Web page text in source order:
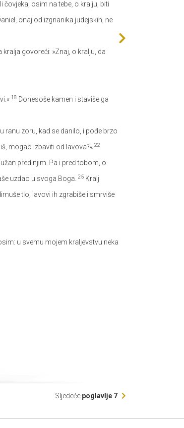
osim na tebe, o kralju, biti
onaj od izgnanika judejskih, ne
kralja govoreći: »Znaj, o kralju, da
18 Donesoše kamen i staviše ga
ranu zoru, kad se danilo, i pođe brzo
mogao izbaviti od lavova?« 22
pred njim. Pa i pred tobom, o
uzdao u svoga Boga. 25 Kralj
tlo, lavovi ih zgrabiše i smrviše
u svemu mojem kraljevstvu neka
Sljedeće poglavlje 7